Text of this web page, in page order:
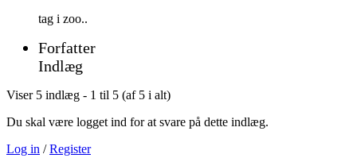
tag i zoo..
Forfatter
Indlæg
Viser 5 indlæg - 1 til 5 (af 5 i alt)
Du skal være logget ind for at svare på dette indlæg.
Log in /Register